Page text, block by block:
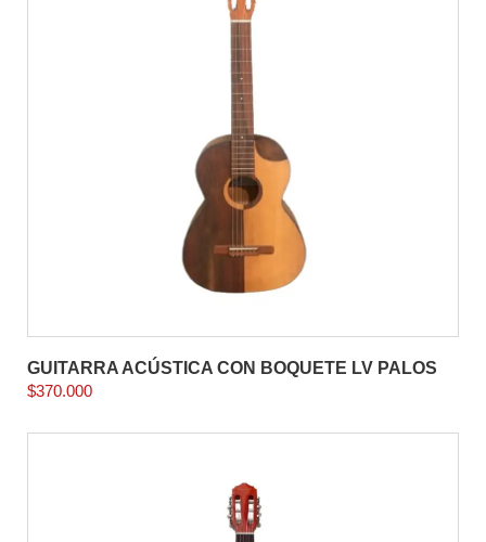
GUITARRA ACÚSTICA CON BOQUETE LV PALOS
$370.000